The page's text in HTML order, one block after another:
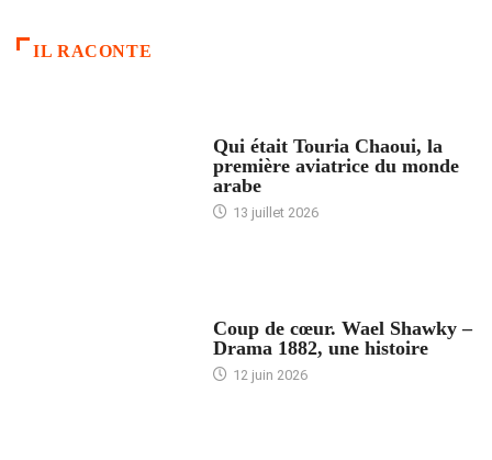
IL RACONTE
Qui était Touria Chaoui, la
première aviatrice du monde
arabe
13 juillet 2026
Coup de cœur. Wael Shawky –
Drama 1882, une histoire
12 juin 2026